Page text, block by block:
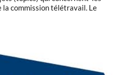
la commission télétravail. Le